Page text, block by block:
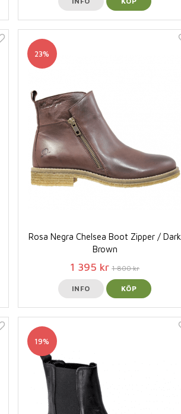
23%
Rosa Negra Chelsea Boot Zipper / Dark
Brown
1 395 kr 1 800 kr
INFO KÖP
19%